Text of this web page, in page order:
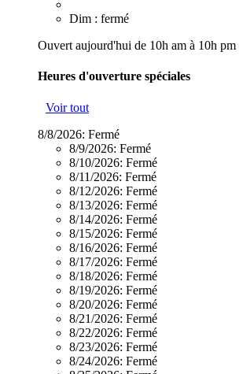
Dim : fermé
Ouvert aujourd'hui de 10h am à 10h pm
Heures d'ouverture spéciales
Voir tout
8/8/2026: Fermé
8/9/2026: Fermé
8/10/2026: Fermé
8/11/2026: Fermé
8/12/2026: Fermé
8/13/2026: Fermé
8/14/2026: Fermé
8/15/2026: Fermé
8/16/2026: Fermé
8/17/2026: Fermé
8/18/2026: Fermé
8/19/2026: Fermé
8/20/2026: Fermé
8/21/2026: Fermé
8/22/2026: Fermé
8/23/2026: Fermé
8/24/2026: Fermé